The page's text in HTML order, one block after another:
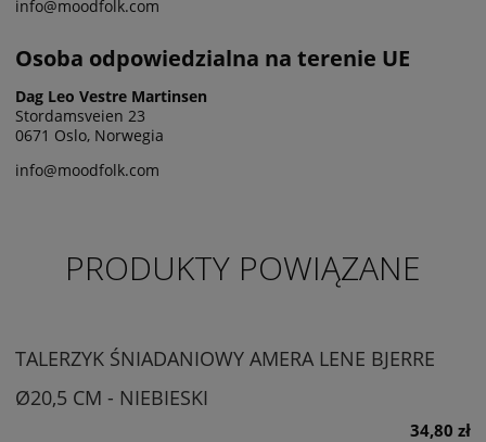
info@moodfolk.com
Osoba odpowiedzialna na terenie UE
Dag Leo Vestre Martinsen
Stordamsveien 23
0671 Oslo, Norwegia
info@moodfolk.com
PRODUKTY POWIĄZANE
TALERZYK ŚNIADANIOWY AMERA LENE BJERRE
Ø20,5 CM - NIEBIESKI
34,80 zł